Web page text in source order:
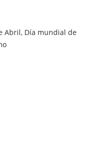
Abril, Día mundial de